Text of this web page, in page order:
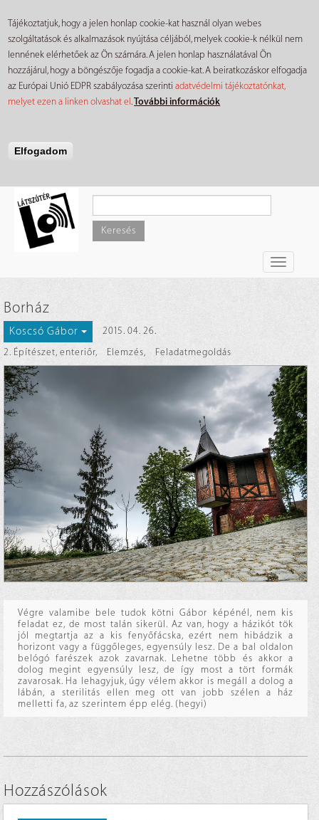
Tájékoztatjuk, hogy a jelen honlap cookie-kat használ olyan webes
szolgáltatások és alkalmazások nyújtása céljából, melyek cookie-k nélkül nem
lennének elérhetőek az Ön számára. A jelen honlap használatával Ön
hozzájárul, hogy a böngészője fogadja a cookie-kat. A beiratkozáskor elfogadja
az Európai Unió EDPR szabályozása szerintiadatvédelmi tájékoztatónkat,
melyet ezen a linken olvashat el.További információk
Elfogadom
tartalomra
Keresés
Toggle
Borház
Koscsó Gábor
2015. 04. 26.
2. Építészet, enteriőr, Elemzés, Feladatmegoldás
Végre valamibe bele tudok kötni Gábor képénél, nem kis
feladat ez, de most talán sikerül. Az van, hogy a házikót tök
jól megtartja az a kis fenyőfácska, ezért nem hibádzik a
horizont vagy a függőleges, egyensúly lesz. De a bal oldalon
belógó farészek azok zavarnak. Lehetne több és akkor a
dolog megint egyensúly lesz, de így most a tört formák
zavarosak. Ha lehagyjuk, úgy vélem akkor is megáll a dolog a
lábán, a sterilitás ellen meg ott van jobb szélen a ház
melletti fa, az szerintem épp elég. (hegyi)
Hozzászólások